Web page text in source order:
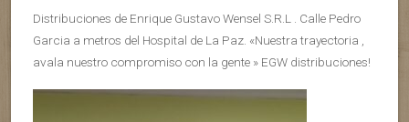
Distribuciones de Enrique Gustavo Wensel S.R.L . Calle Pedro
Garcia a metros del Hospital de La Paz. «Nuestra trayectoria ,
avala nuestro compromiso con la gente » EGW distribuciones!